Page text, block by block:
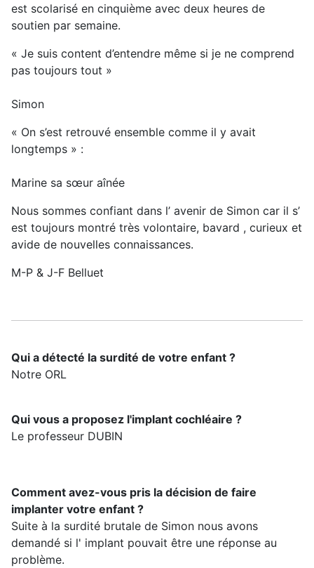
est scolarisé en cinquième avec deux heures de
soutien par semaine.
« Je suis content d’entendre même si je ne comprend
pas toujours tout »
Simon
« On s’est retrouvé ensemble comme il y avait
longtemps » :
Marine sa sœur aînée
Nous sommes confiant dans l’ avenir de Simon car il s’
est toujours montré très volontaire, bavard , curieux et
avide de nouvelles connaissances.
M-P & J-F Belluet
Qui a détecté la surdité de votre enfant ?
Notre ORL
Qui vous a proposez l'implant cochléaire ?
Le professeur DUBIN
Comment avez-vous pris la décision de faire
implanter votre enfant ?
Suite à la surdité brutale de Simon nous avons
demandé si l' implant pouvait être une réponse au
problème.